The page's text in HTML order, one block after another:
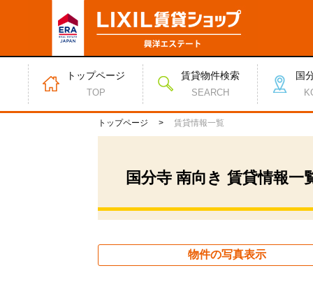
トップページ
TOP
賃貸物件検索
SEARCH
国
トップページ 賃貸情報一覧
国分寺 南向き 賃貸情報一
物件の写真表示